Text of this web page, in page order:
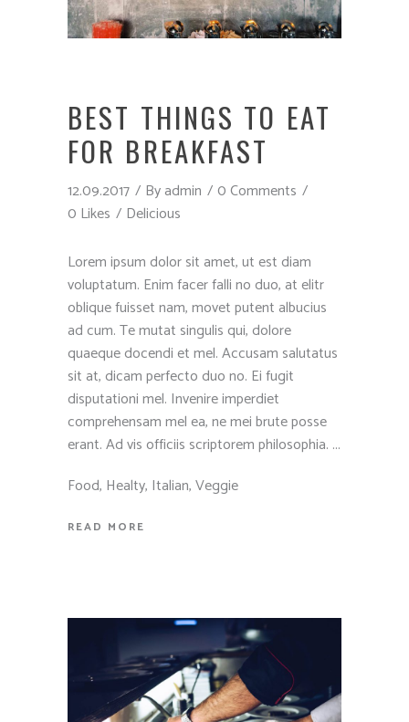
BEST THINGS TO EAT
FOR BREAKFAST
12.09.2017 Byadmin
0 Comments
0 Likes
Delicious
Lorem ipsum dolor sit amet, ut est diam
voluptatum. Enim facer falli no duo, at elitr
oblique fuisset nam, movet putent albucius
ad cum. Te mutat singulis qui, dolore
quaeque docendi et mel. Accusam salutatus
sit at, dicam perfecto duo no. Ei fugit
disputationi mel. Invenire imperdiet
comprehensam mel ea, ne mei brute posse
erant. Ad vis officiis scriptorem philosophia.
Food, Healty, Italian,Veggie
READ MORE